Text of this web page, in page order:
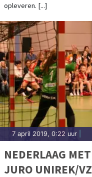
opleveren. [...]
7 april 2019, 0:22 uur
NEDERLAAG
JURO UNIREK/